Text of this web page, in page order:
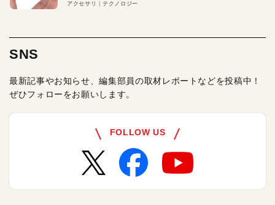
アクセサリ テクノロジー
SNS
最新記事やお知らせ、編集部員の取材レポートなどを投稿中！
ぜひフォローをお願いします。
FOLLOW US